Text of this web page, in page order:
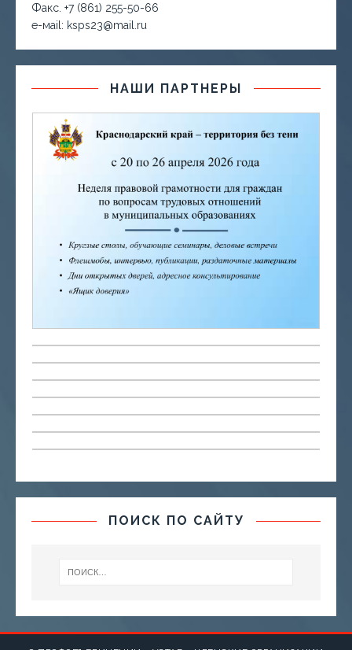
Факс. +7 (861) 255-50-66
е-маil: ksps23@mail.ru
НАШИ ПАРТНЕРЫ
ПОИСК ПО САЙТУ